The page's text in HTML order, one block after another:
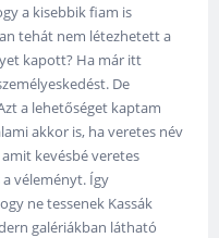
a kisebbik fiam is
tehát nem létezhetett a
kapott? Ha már itt
De
a lehetőséget kaptam
akkor is, ha veretes név
kevésbé veretes
véleményt. Így
ne tessenek Kassák
galériákban látható